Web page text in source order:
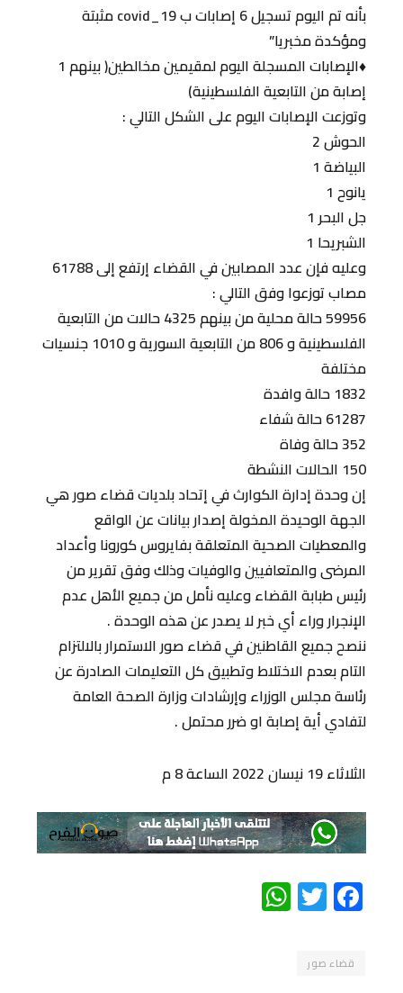
بأنه تم اليوم تسجيل 6 إصابات ب covid_19 مثبتة
ومؤكدة مخبريا”
♦️الإصابات المسجلة اليوم لمقيمين مخالطين( بينهم 1
إصابة من التابعية الفلسطينية)
وتوزعت الإصابات اليوم على الشكل التالي :
الحوش 2
البياضة 1
يانوح 1
جل البحر 1
الشبريحا 1
وعليه فإن عدد المصابين في القضاء إرتفع إلى 61788
مصاب توزعوا وفق التالي :
59956 حالة محلية من بينهم 4325 حالات من التابعية
الفلسطينية و 806 من التابعية السورية و 1010 جنسيات
مختلفة
1832 حالة وافدة
61287 حالة شفاء
352 حالة وفاة
150 الحالات النشطة
إن وحدة إدارة الكوارث في إتحاد بلديات قضاء صور هي
الجهة الوحيدة المخولة إصدار بيانات عن الواقع
والمعطيات الصحية المتعلقة بفايروس كورونا وأعداد
المرضى والمتعافيين والوفيات وذلك وفق تقرير من
رئيس طبابة القضاء وعليه نأمل من جميع الأهل عدم
الإنجرار وراء أي خبر لا يصدر عن هذه الوحدة .
ننصح جميع القاطنين في قضاء صور الاستمرار بالالتزام
التام بعدم الاختلاط وتطبيق كل التعليمات الصادرة عن
رئاسة مجلس الوزراء وإرشادات وزارة الصحة العامة
لتفادي أية إصابة او ضرر محتمل .
الثلاثاء 19 نيسان 2022 الساعة 8 م
Facebook
Twitter
WhatsApp
قضاء صور